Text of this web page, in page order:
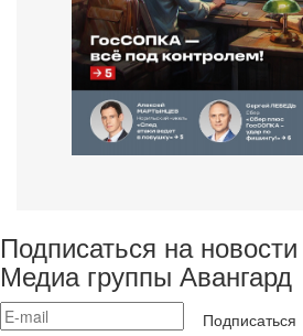
Подписаться на
Медиа группы Авангард
Подписаться